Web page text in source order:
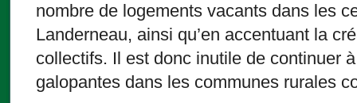
nombre de logements vacants dans les
Landerneau, ainsi qu’en accentuant la
collectifs. Il est donc inutile de continuer
galopantes dans les communes rurales